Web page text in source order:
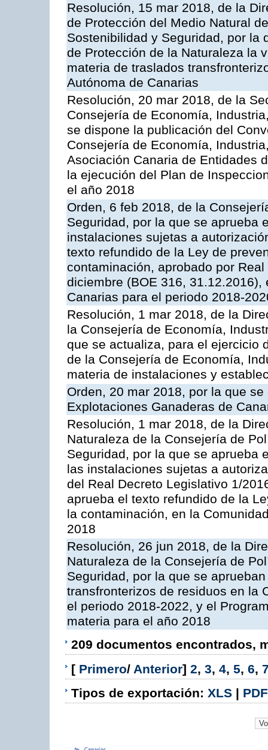
Resolución, 15 mar 2018, de la
de Protección del Medio Natural
Sostenibilidad y Seguridad, por la
de Protección de la Naturaleza la
materia de traslados
Autónoma de Canarias
Resolución, 20 mar 2018, de la
Consejería de Economía,
se dispone la publicación del
Consejería de Economía,
Asociación Canaria de Entidades
la ejecución del Plan de
el año 2018
Orden, 6 feb 2018, de la
Seguridad, por la que se aprueba
instalaciones sujetas a
texto refundido de la Ley de
contaminación, aprobado por
diciembre (BOE 316,
Canarias para el periodo 2018-
Resolución, 1 mar 2018, de la
la Consejería de Economía,
que se actualiza, para el ejercicio
de la Consejería de Economía,
materia de instalaciones y
Orden, 20 mar 2018, por la que
Explotaciones Ganaderas de
Resolución, 1 mar 2018, de la
Naturaleza de la Consejería de
Seguridad, por la que se aprueba
las instalaciones sujetas a
del Real Decreto Legislativo 1/
aprueba el texto refundido de la
la contaminación, en la
2018
Resolución, 26 jun 2018, de la
Naturaleza de la Consejería de
Seguridad, por la que se
transfronterizos de residuos en la
el periodo 2018-2022, y el
materia para el año 2018
209 documentos encontrados,
[ Primero/ Anterior] 2, 3, 4, 5, 6,
Tipos de exportación: XLS | PDF